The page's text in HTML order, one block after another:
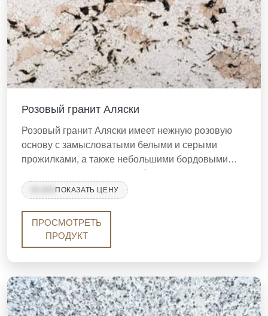
Розовый гранит Аляски
Розовый гранит Аляски имеет нежную розовую
основу с замысловатыми белыми и серыми
прожилками, а также небольшими бордовыми
вкраплениями, которые добавляют яркости и
визуального интереса.
ПОКАЗАТЬ ЦЕНУ
ПРОСМОТРЕТЬ
ПРОДУКТ